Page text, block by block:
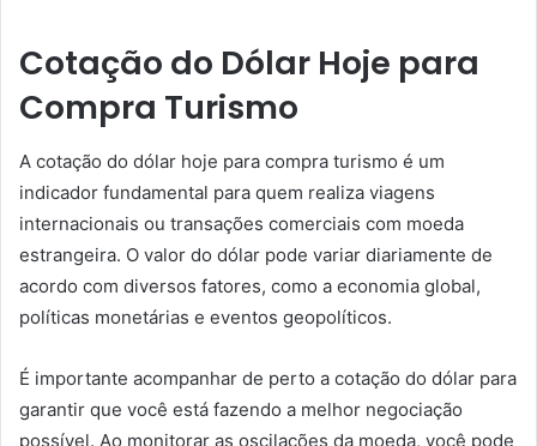
Cotação do Dólar Hoje para
Compra Turismo
A cotação do dólar hoje para compra turismo é um
indicador fundamental para quem realiza viagens
internacionais ou transações comerciais com moeda
estrangeira. O valor do dólar pode variar diariamente de
acordo com diversos fatores, como a economia global,
políticas monetárias e eventos geopolíticos.
É importante acompanhar de perto a cotação do dólar para
garantir que você está fazendo a melhor negociação
possível. Ao monitorar as oscilações da moeda, você pode